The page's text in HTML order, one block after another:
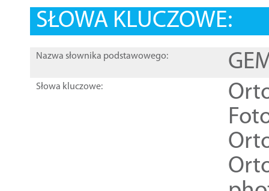
SŁOWA KLUCZOWE:
Nazwa słownika podstawowego:
Słowa kluczowe: